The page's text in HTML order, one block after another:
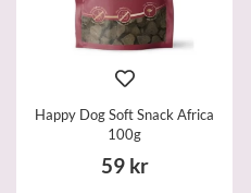
Happy Dog Soft Snack Africa
100g
59 kr